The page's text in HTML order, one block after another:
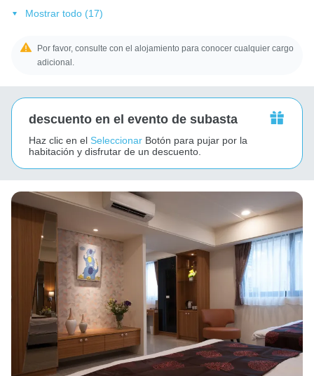
Mostrar todo (17)
Por favor, consulte con el alojamiento para conocer cualquier cargo
adicional.
descuento en el evento de subasta
Haz clic en el Seleccionar Botón para pujar por la
habitación y disfrutar de un descuento.